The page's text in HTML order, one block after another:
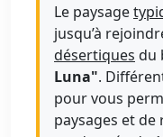
Le paysage
jusqu’à
désertiques du
Luna".
pour vous
paysages et